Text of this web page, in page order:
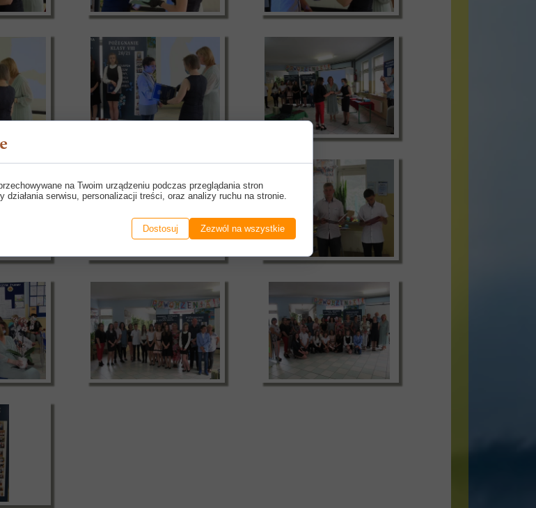
na Twoim urządzeniu podczas przeglądania stron
działania serwisu, personalizacji treści, oraz analizy ruchu na stronie.
Dostosuj Zezwól na wszystkie